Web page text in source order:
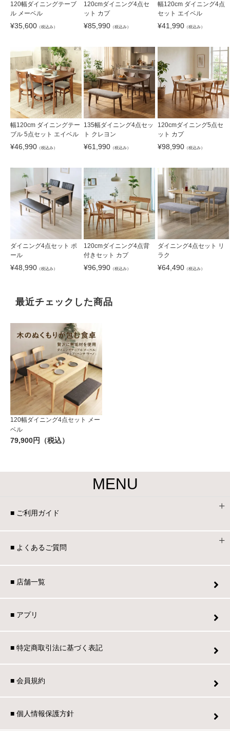
120幅ダイニングテーブ
ル メーベル
¥35,600 （税込み）
120cmダイニング4点セ
ット カプ
¥85,990 （税込み）
幅120cm ダイニング4点
セット エイベル
¥41,990（税込み）
幅120cm ダイニングテー
ブル 5点セット エイベル
¥46,990 （税込み）
135幅ダイニング4点セッ
ト クレヨン
¥61,990 （税込み）
120cmダイニング5点セ
ット カプ
¥98,990（税込み）
ダイニング4点セット ポ
ール
¥48,990 （税込み）
120cmダイニング4点背
付きセット カプ
¥96,990 （税込み）
ダイニング4点セット リ
ラク
¥64,490（税込み）
最近チェックした商品
120幅ダイニング4点セット メー
ベル
79,900円（税込）
MENU
■ ご利用ガイド
■ よくあるご質問
■ 店舗一覧
■ アプリ
■ 特定商取引法に基づく表記
■ 会員規約
■ 個人情報保護方針